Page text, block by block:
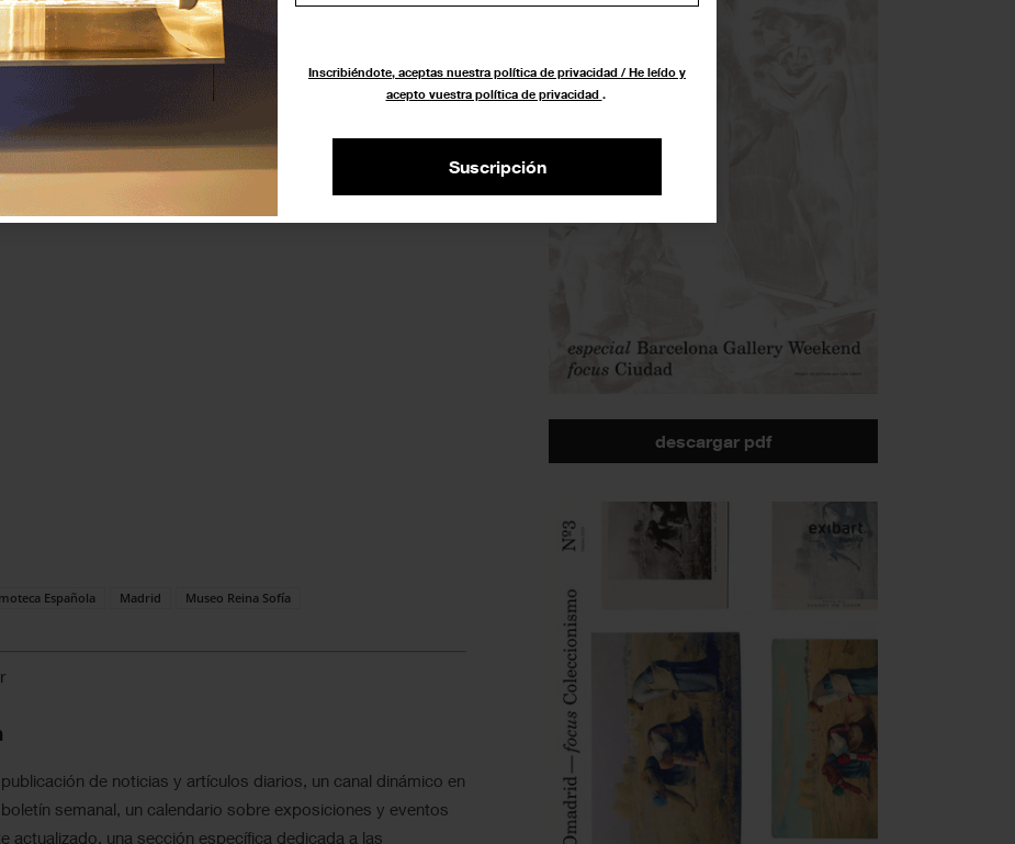
Inscribiéndote, aceptas nuestra política de privacidad / He leído y
acepto vuestra política de privacidad .
Suscripción
Española Madrid Museo Reina Sofía
de noticias y artículos diarios, un canal dinámico en
semanal, un calendario sobre exposiciones y eventos
actualizado, una sección específica dedicada a las
descargar pdf